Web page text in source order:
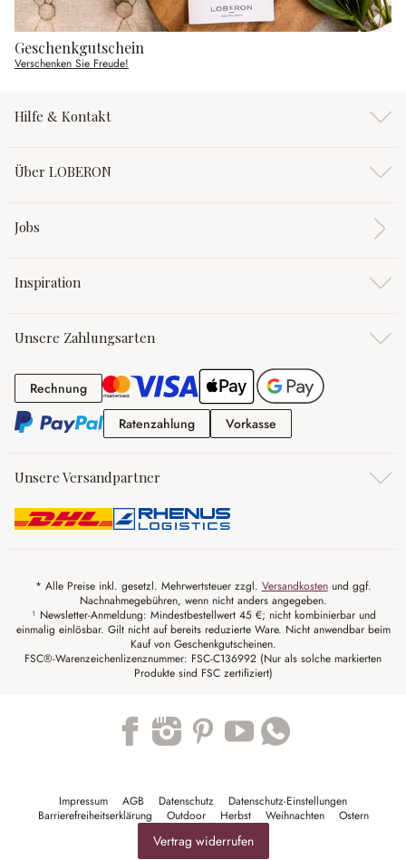
Geschenkgutschein
Verschenken Sie Freude!
Hilfe & Kontakt
Über LOBERON
Jobs
Inspiration
Unsere Zahlungsarten
RechnungRechnung
RatenzahlungRatenzahlung
Vorkasse
Unsere Versandpartner
* Alle Preise inkl. gesetzl. Mehrwertsteuer zzgl. Versandkostenund ggf.
Nachnahmegebühren, wenn nicht anders angegeben.
¹ Newsletter-Anmeldung: Mindestbestellwert 45 €; nicht kombinierbar und
einmalig einlösbar. Gilt nicht auf bereits reduzierte Ware. Nicht anwendbar beim
Kauf von Geschenkgutscheinen.
FSC®-Warenzeichenlizenznummer: FSC-C136992 (Nur als solche markierten
Produkte sind FSC zertifiziert)
Impressum AGB Datenschutz
Datenschutz-Einstellungen
Barrierefreiheitserklärung
Outdoor Herbst Weihnachten Ostern
Vertrag widerrufen